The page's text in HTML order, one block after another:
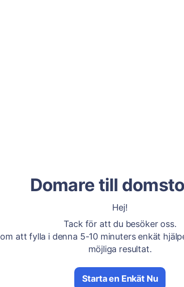
Domare till
Hej!
Tack för att du besöker oss.
att fylla i denna 5-10 minuters enkät
möjliga resultat.
Starta en Enkät Nu